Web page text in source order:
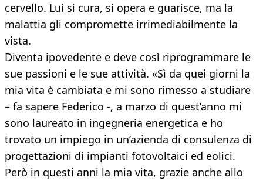
cervello. Lui si cura, si opera e guarisce, ma la
malattia gli compromette irrimediabilmente la
vista.
Diventa ipovedente e deve così riprogrammare le
sue passioni e le sue attività. «Sì da quei giorni la
mia vita è cambiata e mi sono rimesso a studiare
– fa sapere Federico -, a marzo di quest’anno mi
sono laureato in ingegneria energetica e ho
trovato un impiego in un’azienda di consulenza di
progettazioni di impianti fotovoltaici ed eolici.
Però in questi anni la mia vita, grazie anche allo